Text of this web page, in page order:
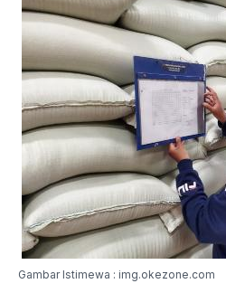
Gambar Istimewa : img.okezone.com